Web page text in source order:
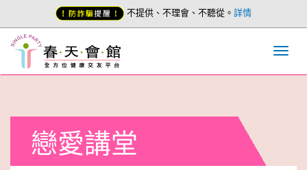
不提供、不理會、不聽從。 詳情
戀愛講堂